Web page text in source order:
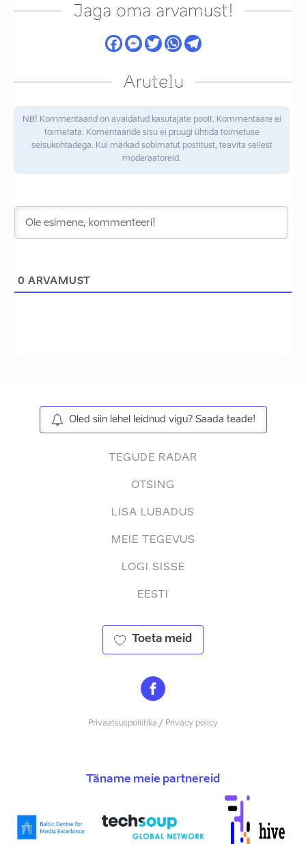
Jaga oma arvamust!
Arutelu
NB! Kommentaarid on avaldatud kasutajate poolt. Kommentaare ei
toimetata. Komentaaride sisu ei pruugi ühtida toimetuse
seisukohtadega. Kui märkad sobimatut postitust, teavita sellest
moderaatoreid.
0 ARVAMUST
Oled siin lehel leidnud vigu? Saada teade!
TEGUDE RADAR
OTSING
LISA LUBADUS
MEIE TEGEVUS
LOGI SISSE
EESTI
Toeta meid
Privaatsuspoliitika / Privacy policy
Täname meie partnereid